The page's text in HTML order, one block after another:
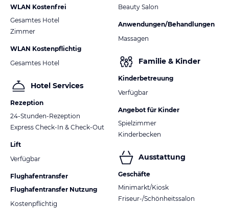
WLAN Kostenfrei
Gesamtes Hotel
Zimmer
WLAN Kostenpflichtig
Gesamtes Hotel
Hotel Services
Rezeption
24-Stunden-Rezeption
Express Check-In & Check-Out
Lift
Verfügbar
Flughafentransfer
Flughafentransfer Nutzung
Kostenpflichtig
Beauty Salon
Anwendungen/Behandlungen
Massagen
Familie & Kinder
Kinderbetreuung
Verfügbar
Angebot für Kinder
Spielzimmer
Kinderbecken
Ausstattung
Geschäfte
Minimarkt/Kiosk
Friseur-/Schönheitssalon